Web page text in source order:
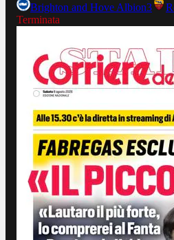
Brighton and Hove Albion3
Terminata